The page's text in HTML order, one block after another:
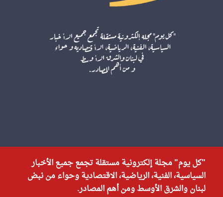
"كل يوم" مجلة إلكترونية مستقلة تجمع جميع الأخبار
السياسية، الفنية، الرياضية، الاقتصادية وحواء من نبض
لبنان والشرق الأوسط ومن أهم المصادر.